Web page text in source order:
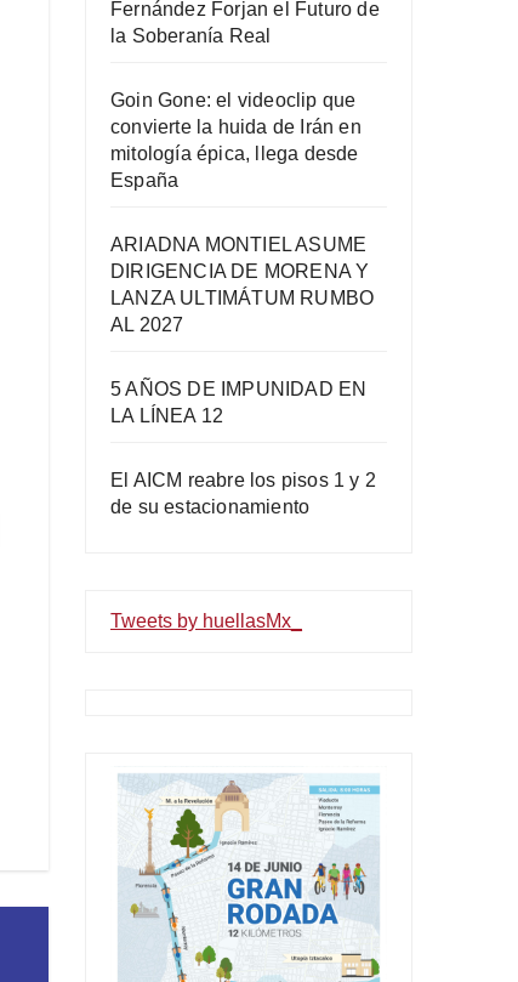
Fernández Forjan el Futuro de
la Soberanía Real
Goin Gone: el videoclip que
convierte la huida de Irán en
mitología épica, llega desde
España
ARIADNA MONTIEL ASUME
DIRIGENCIA DE MORENA Y
LANZA ULTIMÁTUM RUMBO
AL 2027
5 AÑOS DE IMPUNIDAD EN
LA LÍNEA 12
El AICM reabre los pisos 1 y 2
de su estacionamiento
Tweets by huellasMx_